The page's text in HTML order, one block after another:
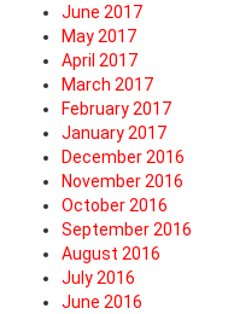
June 2017
May 2017
April 2017
March 2017
February 2017
January 2017
December 2016
November 2016
October 2016
September 2016
August 2016
July 2016
June 2016